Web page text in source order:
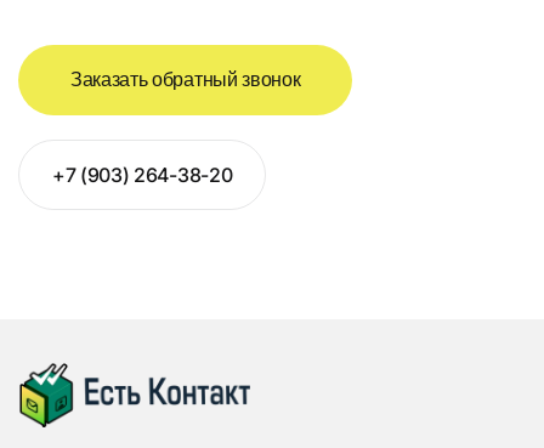
Заказать обратный звонок
+7 (903) 264-38-20